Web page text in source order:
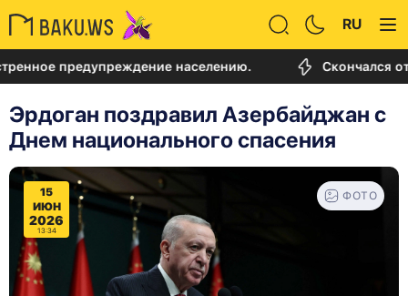
RU
предупреждение населению. Скончался отец
Эрдоган поздравил Азербайджан с
Днем национального спасения
15
ИЮН
2026
13:34
ФОТО